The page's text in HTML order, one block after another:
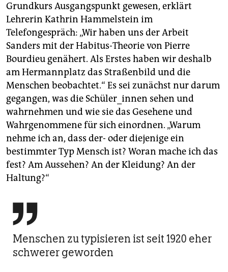
Grundkurs Ausgangspunkt gewesen, erklärt
Lehrerin Kathrin Hammelstein im
Telefongespräch: „Wir haben uns der Arbeit
Sanders mit der Habitus-Theorie von Pierre
Bourdieu genähert. Als Erstes haben wir deshalb
am Hermannplatz das Straßenbild und die
Menschen beobachtet.“ Es sei zunächst nur darum
gegangen, was die Schüler_innen sehen und
wahrnehmen und wie sie das Gesehene und
Wahrgenommene für sich einordnen. „Warum
nehme ich an, dass der- oder diejenige ein
bestimmter Typ Mensch ist? Woran mache ich das
fest? Am Aussehen? An der Kleidung? An der
Haltung?“

Menschen zu typisieren ist seit 1920 eher
schwerer geworden